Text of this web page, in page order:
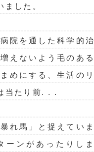
した。
院を通した科学的治
えないよう毛のある
めにする、生活のリ
当たり前. . .
れ馬」と捉えていま
ーンがあったりしま